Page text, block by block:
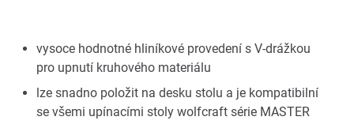
vysoce hodnotné hliníkové provedení s V-drážkou
pro upnutí kruhového materiálu
lze snadno položit na desku stolu a je kompatibilní
se všemi upínacími stoly wolfcraft série MASTER